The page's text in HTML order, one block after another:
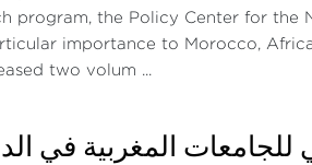
program, the Policy Center for the
importance to Morocco,
two volum ...
للجامعات المغربية في